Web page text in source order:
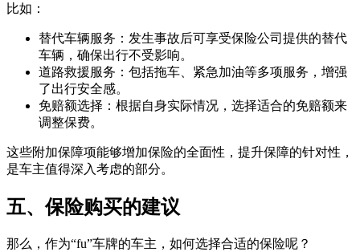
比如：
替代车辆服务：发生事故后可享受保险公司提供的替代
车辆，确保出行不受影响。
道路救援服务：包括拖车、紧急加油等多项服务，增强
了出行安全感。
免赔额选择：根据自身实际情况，选择适合的免赔额来
调整保费。
这些附加保障项能够增加保险的全面性，提升保障的针对性，
是车主值得深入考虑的部分。
五、保险购买的建议
那么，作为“fu”车牌的车主，如何选择合适的保险呢？